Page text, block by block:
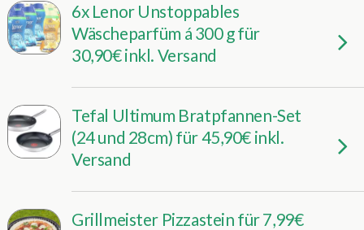
6x Lenor Unstoppables
Wäscheparfüm á 300 g für
30,90€ inkl. Versand
Tefal Ultimum Bratpfannen-Set
(24 und 28cm) für 45,90€ inkl.
Versand
Grillmeister Pizzastein für 7,99€